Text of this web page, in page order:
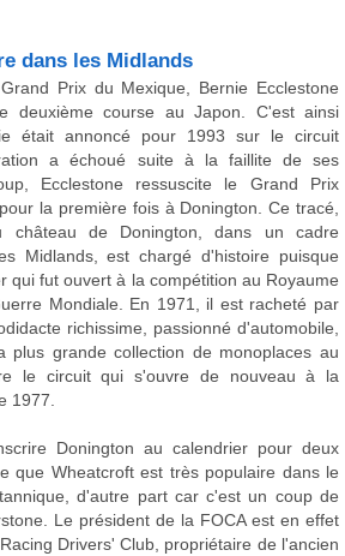
dans les Midlands
Prix du Mexique, Bernie Ecclestone
deuxième course au Japon. C'est ainsi
était annoncé pour 1993 sur le circuit
a échoué suite à la faillite de ses
Ecclestone ressuscite le Grand Prix
la première fois à Donington. Ce tracé,
de Donington, dans un cadre
Midlands, est chargé d'histoire puisque
qui fut ouvert à la compétition au Royaume
Mondiale. En 1971, il est racheté par
richissime, passionné d'automobile,
plus grande collection de monoplaces au
le circuit qui s'ouvre de nouveau à la
1977.
Donington au calendrier pour deux
que Wheatcroft est très populaire dans le
d'autre part car c'est un coup de
Le président de la FOCA est en effet
Drivers' Club, propriétaire de l'ancien